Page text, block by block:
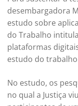
desembargadora
estudo sobre
do Trabalho
plataformas
estudo do
No estudo, os
no qual a Justiça